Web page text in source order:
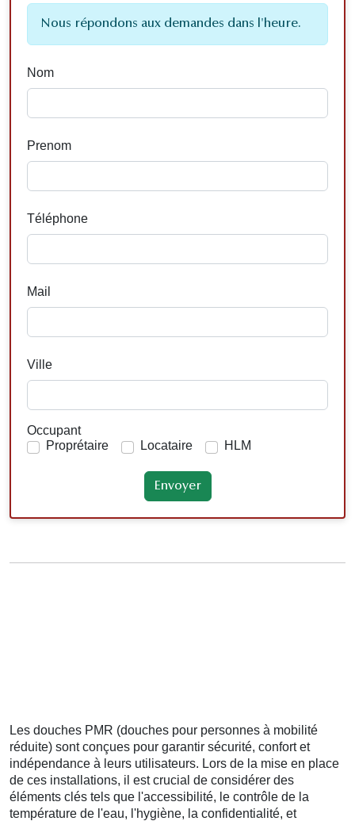
Nous répondons aux demandes dans l'heure.
Nom
Prenom
Téléphone
Mail
Ville
Occupant
Proprétaire
Locataire HLM
Les douches PMR (douches pour personnes à mobilité
réduite) sont conçues pour garantir sécurité, confort et
indépendance à leurs utilisateurs. Lors de la mise en place
de ces installations, il est crucial de considérer des
éléments clés tels que l'accessibilité, le contrôle de la
température de l'eau, l'hygiène, la confidentialité, et